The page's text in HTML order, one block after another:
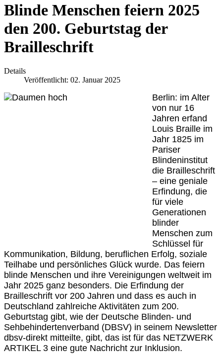
Blinde Menschen feiern 2025
den 200. Geburtstag der
Brailleschrift
Details
Veröffentlicht: 02. Januar 2025
Berlin: im Alter
von nur 16
Jahren erfand
Louis Braille im
Jahr 1825 im
Pariser
Blindeninstitut
die Brailleschrift
– eine geniale
Erfindung, die
für viele
Generationen
blinder
Menschen zum
Schlüssel für
Kommunikation, Bildung, beruflichen Erfolg, soziale
Teilhabe und persönliches Glück wurde. Das feiern
blinde Menschen und ihre Vereinigungen weltweit im
Jahr 2025 ganz besonders. Die Erfindung der
Brailleschrift vor 200 Jahren und dass es auch in
Deutschland zahlreiche Aktivitäten zum 200.
Geburtstag gibt, wie der Deutsche Blinden- und
Sehbehindertenverband (DBSV) in seinem Newsletter
dbsv-direkt mitteilte, gibt, das ist für das NETZWERK
ARTIKEL 3 eine gute Nachricht zur Inklusion.